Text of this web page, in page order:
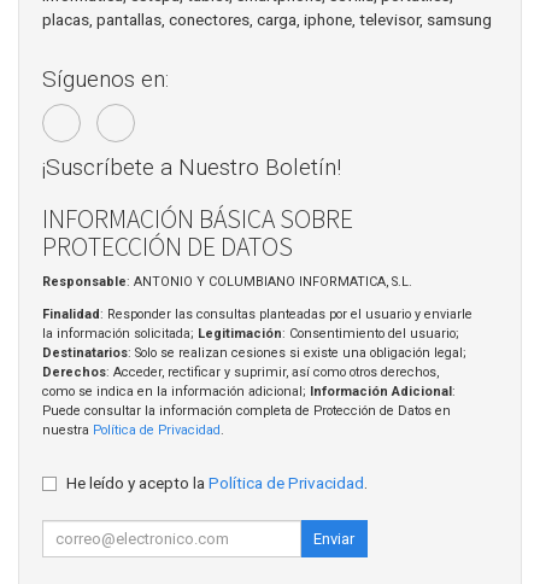
placas, pantallas, conectores, carga, iphone, televisor, samsung
Síguenos en:
¡Suscríbete a Nuestro Boletín!
INFORMACIÓN BÁSICA SOBRE
PROTECCIÓN DE DATOS
Responsable: ANTONIO Y COLUMBIANO INFORMATICA, S.L.
Finalidad: Responder las consultas planteadas por el usuario y enviarle
la información solicitada; Legitimación: Consentimiento del usuario;
Destinatarios: Solo se realizan cesiones si existe una obligación legal;
Derechos: Acceder, rectificar y suprimir, así como otros derechos,
como se indica en la información adicional; Información Adicional:
Puede consultar la información completa de Protección de Datos en
nuestra Política de Privacidad.
He leído y acepto la Política de Privacidad
Enviar